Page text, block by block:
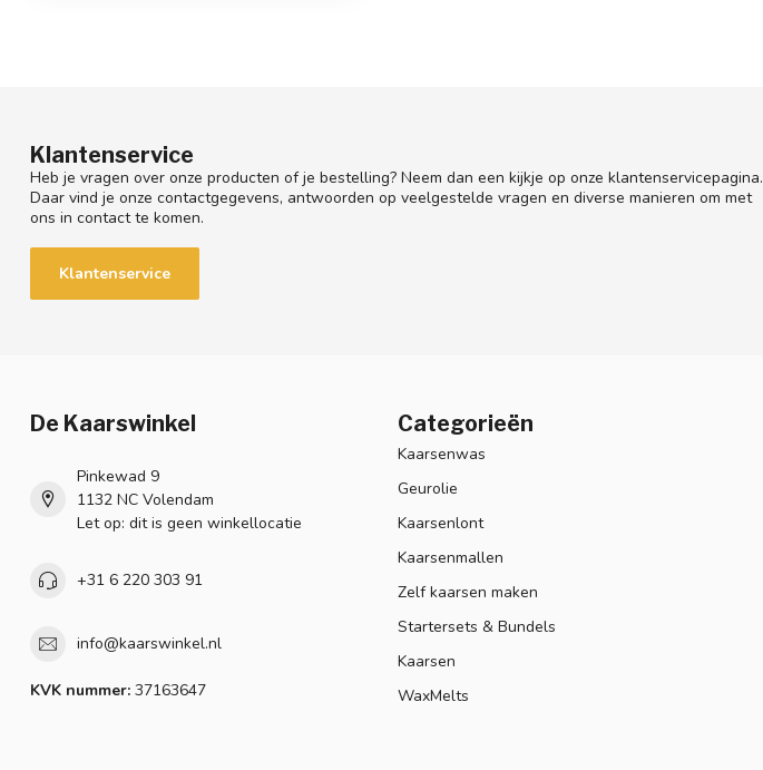
Klantenservice
Heb je vragen over onze producten of je bestelling? Neem dan een kijkje op onze klantenservicepagina.
Daar vind je onze contactgegevens, antwoorden op veelgestelde vragen en diverse manieren om met
ons in contact te komen.
Klantenservice
De Kaarswinkel
Pinkewad 9
1132 NC Volendam
Let op: dit is geen winkellocatie
+31 6 220 303 91
info@kaarswinkel.nl
KVK nummer: 37163647
Categorieën
Kaarsenwas
Geurolie
Kaarsenlont
Kaarsenmallen
Zelf kaarsen maken
Startersets & Bundels
Kaarsen
WaxMelts